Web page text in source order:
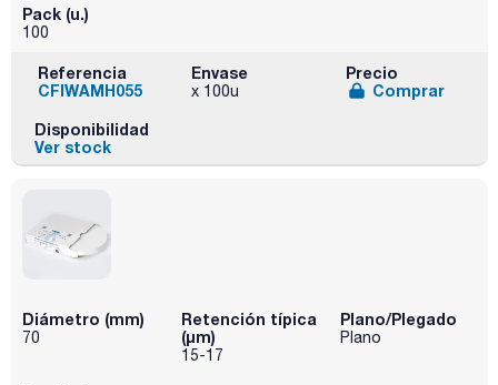
Pack (u.)
100
Referencia
CFIWAMH055
Envase
x 100u
Precio
Comprar
Disponibilidad
Ver stock
Diámetro (mm)
70
Retención típica
(µm)
15-17
Plano/Plegado
Plano